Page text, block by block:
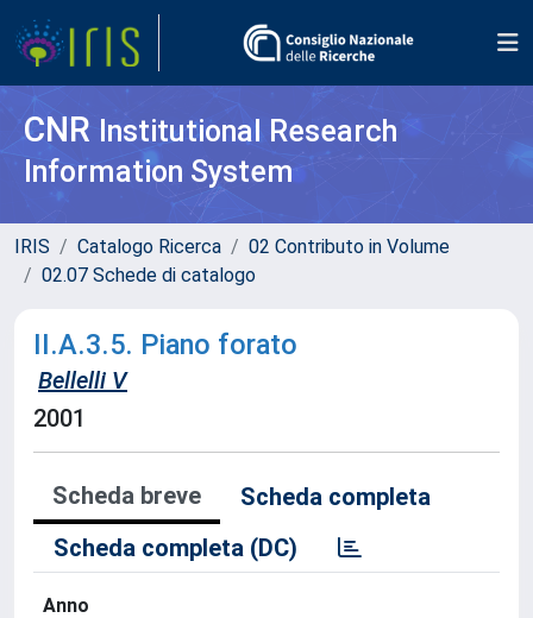
CNR Institutional Research
Information System
IRIS Catalogo Ricerca
02 Contributo in Volume
02.07 Schede di catalogo
II.A.3.5. Piano forato
Bellelli V
2001
Scheda breve
Scheda completa
Scheda completa (DC)
Anno